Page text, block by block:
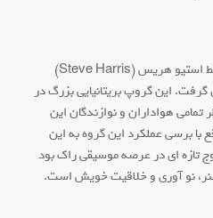
آیرون ميدن در سال ۱۹۷۶ توسط استيو هريس (Steve Harris)
این گروپ بریتانیایی بزرگ در
هواداران و نوازندگان این
برسی عملکرد این گروه به این
تازه اي در عرصه موسيقی راک بود
نو آوری و خلاقیت خويش است.